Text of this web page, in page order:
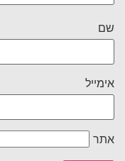
שם
אימייל
אתר